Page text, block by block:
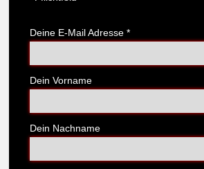
Deine E-Mail Adresse *
Dein Vorname
Dein Nachname